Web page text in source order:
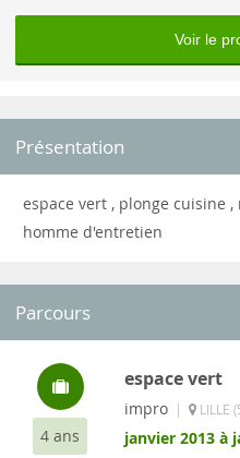
Voir le
Présentation
espace vert , plonge cuisine
homme d'entretien
Parcours
4 ans
espace vert
impro | LILLE
janvier 2013 à